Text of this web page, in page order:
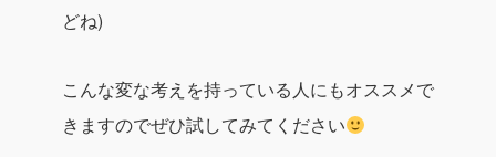
どね)
こんな変な考えを持っている人にもオススメで
きますのでぜひ試してみてください